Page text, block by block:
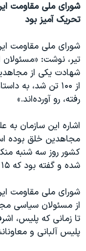
شورای ملی مقاومت
تحریک آمیز بود
شورای ملی مقاومت
تیر، نوشت: «مسئولان
شهادت یکی از
از ۱۰۰ تن شد، به
رفته، رو آورده‌اند.»
اشاره این سازمان
مجاهدین خلق بوده
کشور روز سه شنبه
شده و گفته بود که ۱۵ مامور پلیس زخمی شده اند.
شورای ملی مقاومت
از مسئولان سیاسی
تا زمانی که پلیس،
پلیس آلبانی و